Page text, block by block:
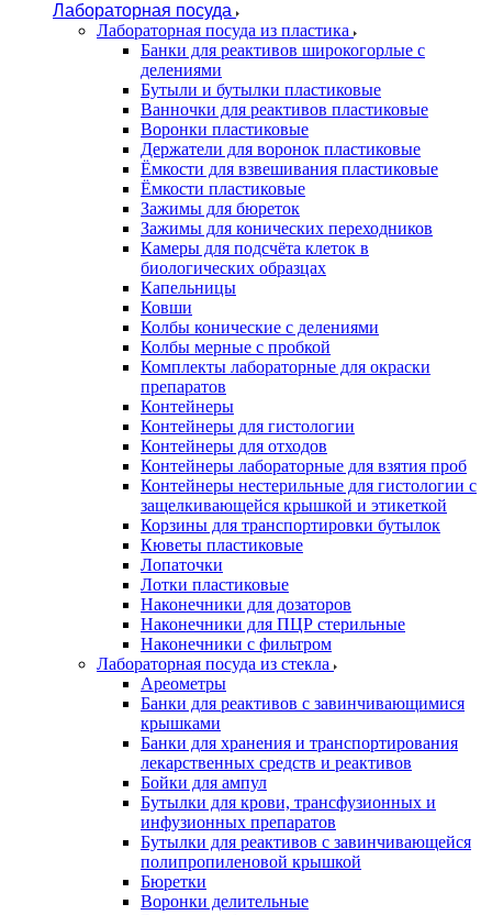
Лабораторная посуда
Лабораторная посуда из пластика
Банки для реактивов широкогорлые с
делениями
Бутыли и бутылки пластиковые
Ванночки для реактивов пластиковые
Воронки пластиковые
Держатели для воронок пластиковые
Ёмкости для взвешивания пластиковые
Ёмкости пластиковые
Зажимы для бюреток
Зажимы для конических переходников
Камеры для подсчёта клеток в
биологических образцах
Капельницы
Ковши
Колбы конические с делениями
Колбы мерные с пробкой
Комплекты лабораторные для окраски
препаратов
Контейнеры
Контейнеры для гистологии
Контейнеры для отходов
Контейнеры лабораторные для взятия проб
Контейнеры нестерильные для гистологии с
защелкивающейся крышкой и этикеткой
Корзины для транспортировки бутылок
Кюветы пластиковые
Лопаточки
Лотки пластиковые
Наконечники для дозаторов
Наконечники для ПЦР стерильные
Наконечники с фильтром
Лабораторная посуда из стекла
Ареометры
Банки для реактивов с завинчивающимися
крышками
Банки для хранения и транспортирования
лекарственных средств и реактивов
Бойки для ампул
Бутылки для крови, трансфузионных и
инфузионных препаратов
Бутылки для реактивов с завинчивающейся
полипропиленовой крышкой
Бюретки
Воронки делительные